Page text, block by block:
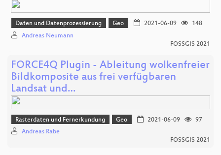
Daten und Datenprozessierung Geo 2021-06-09
148
Andreas Neumann
FOSSGIS 2021
FORCE4Q Plugin - Ableitung wolkenfreier
Bildkomposite aus frei verfügbaren
Landsat und…
Rasterdaten und Fernerkundung Geo 2021-06-09
97
Andreas Rabe
FOSSGIS 2021